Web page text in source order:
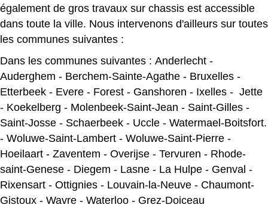
également de gros travaux sur chassis est accessible
dans toute la ville. Nous intervenons d'ailleurs sur toutes
les communes suivantes :
Dans les communes suivantes : Anderlecht -
Auderghem - Berchem-Sainte-Agathe - Bruxelles -
Etterbeek - Evere - Forest - Ganshoren - Ixelles - Jette
- Koekelberg - Molenbeek-Saint-Jean - Saint-Gilles -
Saint-Josse - Schaerbeek - Uccle - Watermael-Boitsfort.
- Woluwe-Saint-Lambert - Woluwe-Saint-Pierre -
Hoeilaart - Zaventem - Overijse - Tervuren - Rhode-
saint-Genese - Diegem - Lasne - La Hulpe - Genval -
Rixensart - Ottignies - Louvain-la-Neuve - Chaumont-
Gistoux - Wavre - Waterloo - Grez-Doiceau